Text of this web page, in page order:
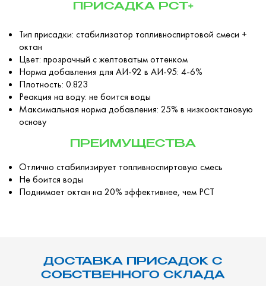
ПРИСАДКА РСТ+
Тип присадки: стабилизатор топливноспиртовой смеси +
октан
Цвет: прозрачный с желтоватым оттенком
Норма добавления для АИ-92 в АИ-95: 4-6%
Плотность: 0.823
Реакция на воду: не боится воды
Максимальная норма добавления: 25% в низкооктановую
основу
ПРЕИМУЩЕСТВА
Отлично стабилизирует топливноспиртовую смесь
Не боится воды
Поднимает октан на 20% эффективнее, чем РСТ
ДОСТАВКА ПРИСАДОК С
СОБСТВЕННОГО СКЛАДА